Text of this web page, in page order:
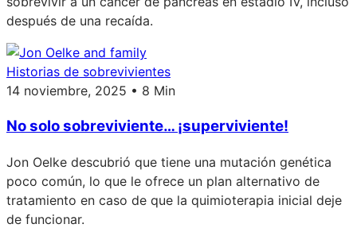
después de una recaída.
Historias de sobrevivientes
14 noviembre, 2025 • 8 Min
No solo sobreviviente… ¡superviviente!
Jon Oelke descubrió que tiene una mutación genética
poco común, lo que le ofrece un plan alternativo de
tratamiento en caso de que la quimioterapia inicial deje
de funcionar.